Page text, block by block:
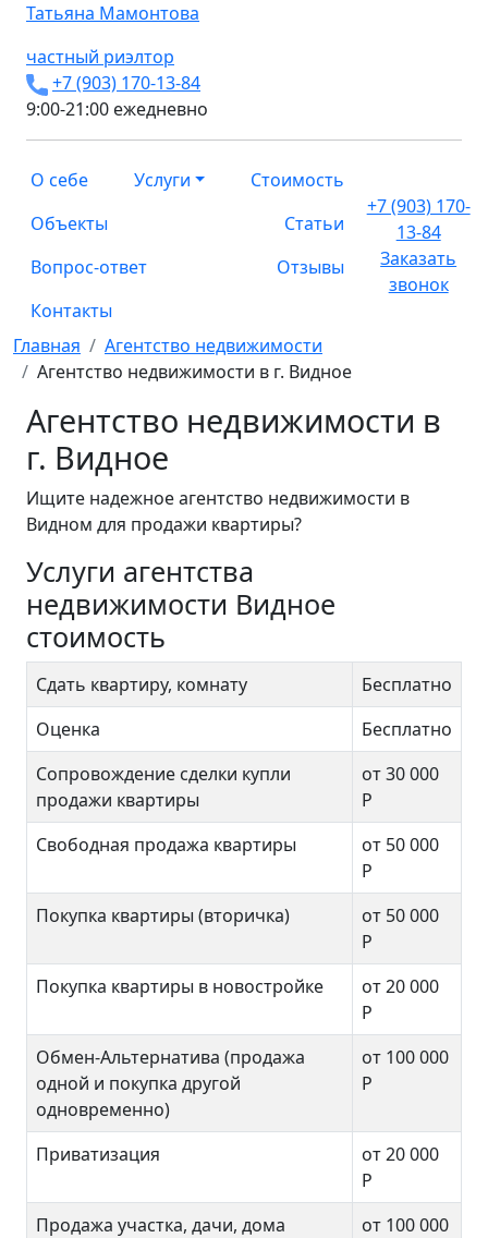
Татьяна Мамонтова
частный риэлтор
+7 (903) 170-13-84
9:00-21:00 ежедневно
О себе Услуги
Стоимость
Объекты
Статьи
Вопрос-ответ
Отзывы
Контакты
+7 (903) 170-
13-84
Заказать
звонок
Главная
Агентство недвижимости
Агентство недвижимости в г. Видное
Агентство недвижимости в
г. Видное
Ищите надежное агентство недвижимости в
Видном для продажи квартиры?
Услуги агентства
недвижимости Видное
стоимость
Сдать квартиру, комнату
Бесплатно
Оценка
Бесплатно
Сопровождение сделки купли
продажи квартиры
от 30 000
Р
Свободная продажа квартиры
от 50 000
Р
Покупка квартиры (вторичка)
от 50 000
Р
Покупка квартиры в новостройке
от 20 000
Р
Обмен-Альтернатива (продажа
одной и покупка другой
одновременно)
от 100 000
Р
Приватизация
от 20 000
Р
Продажа участка, дачи, дома
от 100 000